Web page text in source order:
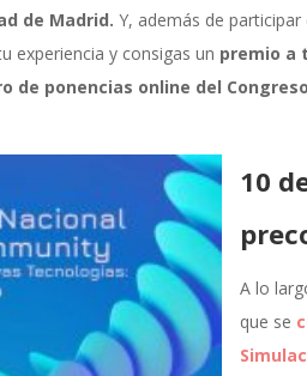
de Madrid. Y, además de
experiencia y consigas un premio a
de ponencias online del
10
A lo
que se